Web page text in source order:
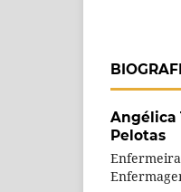
Angélica
Pelotas